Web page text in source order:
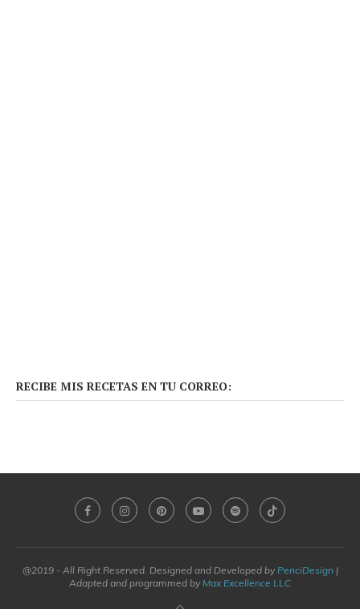
RECIBE MIS RECETAS EN TU CORREO:
@2019 - All Right Reserved. Designed and Developed by PenciDesign |
Adapted and programmed by Max Excellence LLC